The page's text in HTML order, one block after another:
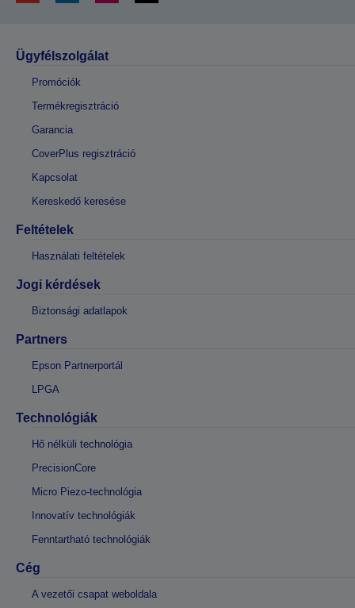
Ügyfélszolgálat
Promóciók
Termékregisztráció
Garancia
CoverPlus regisztráció
Kapcsolat
Kereskedő keresése
Feltételek
Használati feltételek
Jogi kérdések
Biztonsági adatlapok
Partners
Epson Partnerportál
LPGA
Technológiák
Hő nélküli technológia
PrecisionCore
Micro Piezo-technológia
Innovatív technológiák
Fenntartható technológiák
Cég
A vezetői csapat weboldala